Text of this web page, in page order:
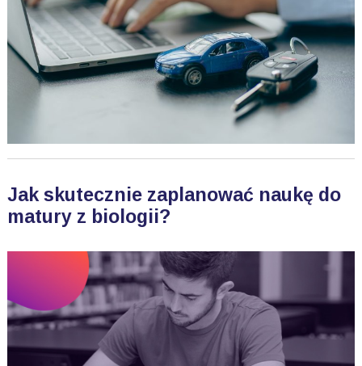
Jak skutecznie zaplanować naukę do
matury z biologii?